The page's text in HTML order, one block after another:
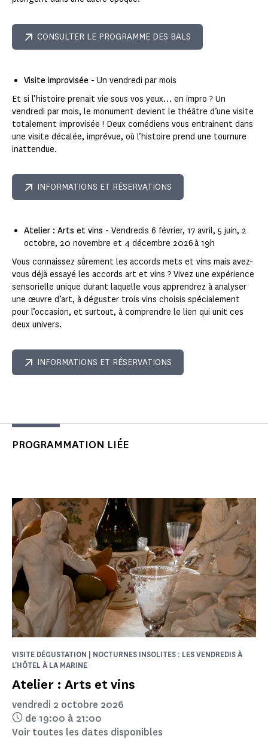
CONSULTER LE PROGRAMME DES BALS
Visite improvisée - Un vendredi par mois
Et si l’histoire prenait vie sous vos yeux… en impro ? Un
vendredi par mois, le monument devient le théâtre d’une visite
totalement improvisée ! Deux comédiens vous entrainent dans
une visite décalée, imprévue, où l’histoire prend une tournure
inattendue.
INFORMATIONS ET RÉSERVATIONS
Atelier : Arts et vins - Vendredis 6 février, 17 avril, 5 juin, 2
octobre, 20 novembre et 4 décembre 2026 à 19h
Vous connaissez sûrement les accords mets et vins mais avez-
vous déjà essayé les accords art et vins ? Vivez une expérience
sensorielle unique durant laquelle vous apprendrez à analyser
une œuvre d’art, à déguster trois vins choisis spécialement
pour l’occasion, et surtout, à comprendre le lien qui unit ces
deux univers.
INFORMATIONS ET RÉSERVATIONS
PROGRAMMATION LIÉE
Atelier : Arts et vins
VISITE DÉGUSTATION | NOCTURNES INSOLITES : LES VENDREDIS À
L'HÔTEL À LA MARINE
vendredi 2 octobre 2026
de 19:00 à 21:00
Voir toutes les dates disponibles